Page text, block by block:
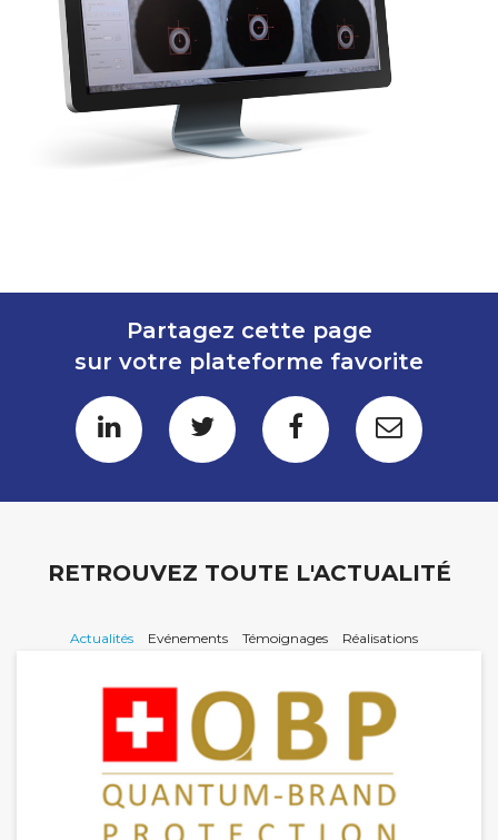
Partagez cette page
sur votre plateforme favorite
RETROUVEZ TOUTE L'ACTUALITÉ
Actualités Evénements Témoignages Réalisations